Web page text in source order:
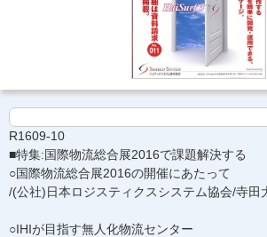
R1609-10
■特集:国際物流総合展2016で課題解決する
○国際物流総合展2016の開催にあたって
/(公社)日本ロジスティクスシステム協会/寺田
○IHIが目指す無人化物流センター